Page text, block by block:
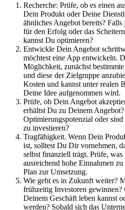
Recherche: Prüfe, ob es einen
Dein Produkt oder Deine
ähnliches Angebot bereits?
für den Erfolg oder das
kannst Du optimieren?
Entwickle Dein Angebot
möchtest eine App entwickeln.
Möglichkeit, zunächst
und diese der Zielgruppe
Kosten und kannst unter realen
Deine Idee aufgenommen wird.
Prüfe, ob Dein Angebot
erhältst Du zu Deinem
Optimierungspotenzial oder
zu investieren?
Tragfähigkeit. Wenn Dein
ist, solltest Du Dir vornehmen,
selbst finanziell trägt. Prüfe,
ausreichend hohe Einnahmen
Plan zur Umsetzung.
Wie geht es in Zukunft weiter?
frühzeitig Investoren
Deinem Geschäft leben kannst
werden? Sobald sich das